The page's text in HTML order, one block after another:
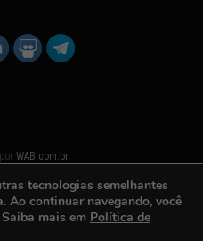
porWAB.com.br
tecnologias semelhantes
Ao continuar navegando, você
mais em Política de